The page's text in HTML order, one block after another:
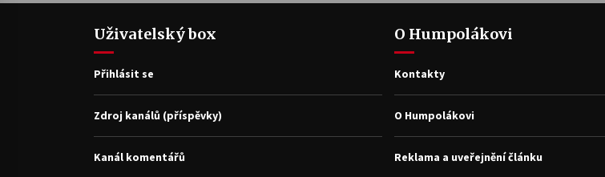
Uživatelský box
Přihlásit se
Zdroj kanálů (příspěvky)
Kanál komentářů
O Humpolákovi
Kontakty
O Humpolákovi
Reklama a uveřejnění článku